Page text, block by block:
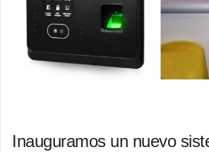
Inauguramos un nuevo